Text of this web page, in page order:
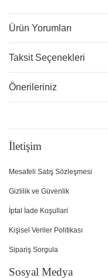
Ürün Yorumları
Taksit Seçenekleri
Önerileriniz
İletişim
Mesafeli Satış Sözleşmesi
Gizlilik ve Güvenlik
İptal İade Koşullari
Kişisel Veriler Politikası
Sipariş Sorgula
Sosyal Medya